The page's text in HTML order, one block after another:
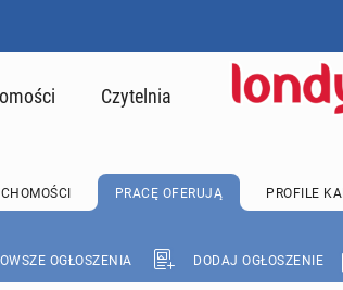
Czytelnia
PRACĘ OFERUJĄ PROFILE
OGŁOSZENIA DODAJ OGŁOSZENIE